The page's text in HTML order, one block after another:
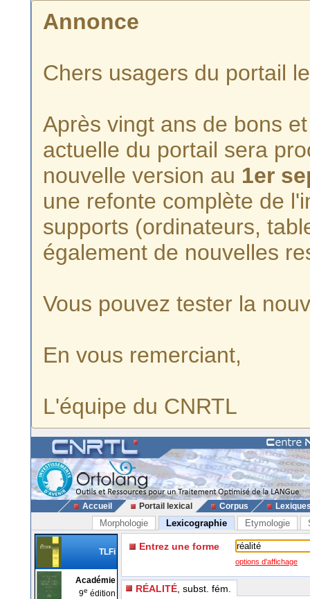
Annonce
Chers usagers du portail
Après vingt ans de bons
actuelle du portail sera
nouvelle version au 1er
une refonte complète de
supports (ordinateurs,
également de nouvelles
Vous pouvez tester la
En vous remerciant,
L'équipe du CNRTL
Accueil Portail lexical Corpus
Morphologie Lexicographie Etymologie
TLFi
Académie
9e édition
Entrez une forme
options d'affichage
RÉALITÉ , subst. fém.